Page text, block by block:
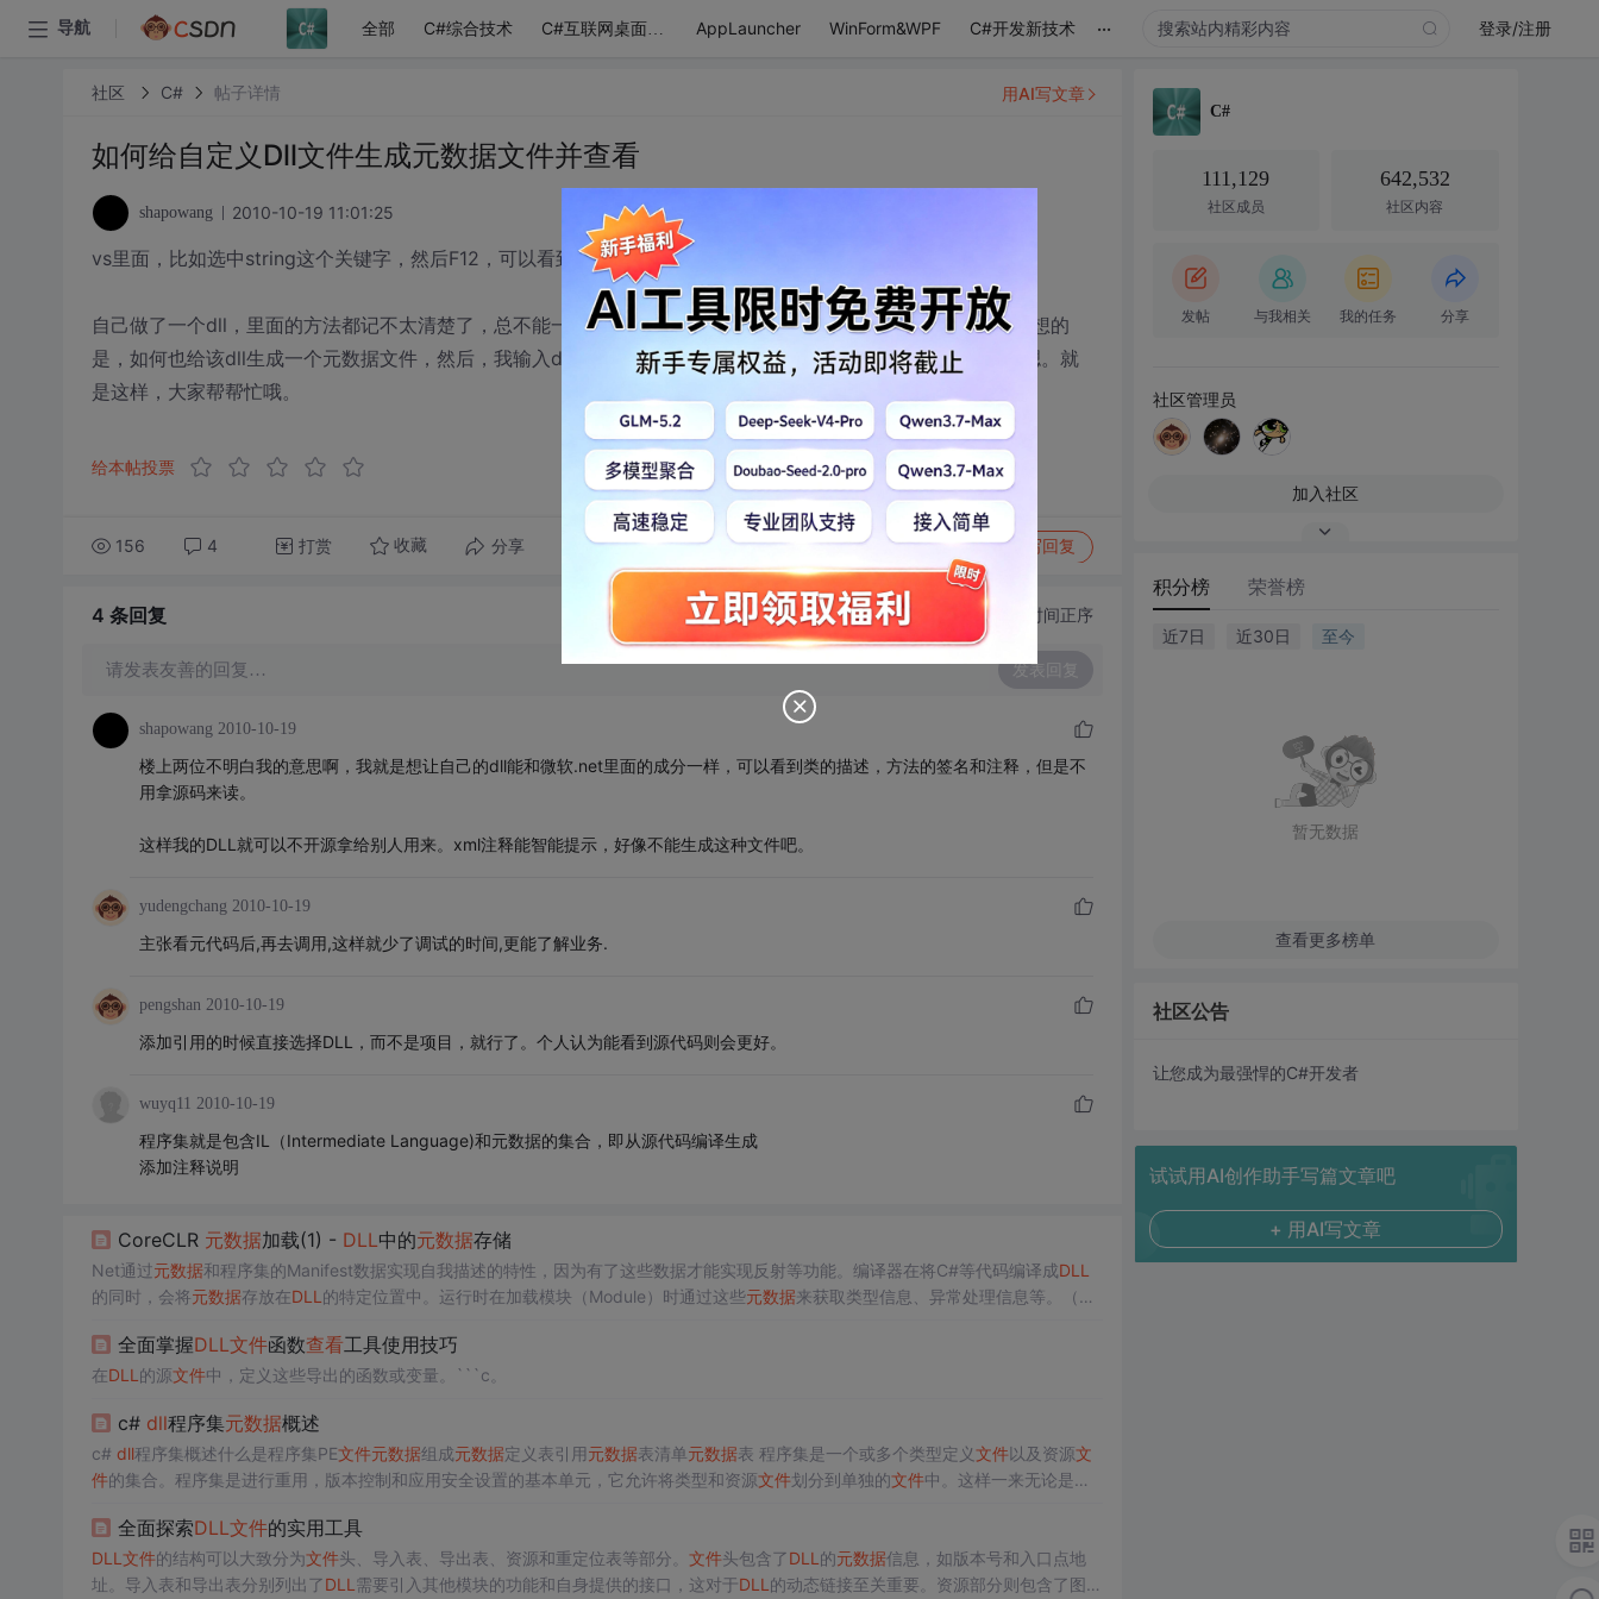
导航 全部 C#综合技术 C#互联网桌面应用 AppLauncher WinForm&WPF C#开发新技术 ... 登录/注册
社区 C# 帖子详情
如何给自定义Dll文件生成元数据文件并查看
shapowang 2010-10-19 11:01:25
vs里面，比如选中string这个关键字，然后F12，可以看到元数据，方法的概况
自己做了一个dll，里面的方法都记不太清楚了，总不能一边写引用这个dll的代码，一边再看这个dll的源码吧。我想的
是，如何也给该dll生成一个元数据文件，然后，我输入dll里面的方法名，选中方法名，F12，出现方法的概貌。嗯。就
是这样，大家帮帮忙哦。
给本帖投票
156 4 打赏 收藏 分享 转发到动态 举报 写回复
用AI写文章
4 条回复 切换为时间正序
请发表友善的回复… 发表回复
shapowang 2010-10-19
楼上两位不明白我的意思啊，我就是想让自己的dll能和微软.net里面的成分一样，可以看到类的描述，方法的签名和注释，但是不
用拿源码来读。
这样我的DLL就可以不开源拿给别人用来。xml注释能智能提示，好像不能生成这种文件吧。
yudengchang 2010-10-19
主张看元代码后,再去调用,这样就少了调试的时间,更能了解业务.
pengshan 2010-10-19
添加引用的时候直接选择DLL，而不是项目，就行了。个人认为能看到源代码则会更好。
wuyq11 2010-10-19
程序集就是包含IL（Intermediate Language)和元数据的集合，即从源代码编译生成
添加注释说明
CoreCLR 元数据加载(1) - DLL中的元数据存储
Net通过元数据和程序集的Manifest数据实现自我描述的特性，因为有了这些数据才能实现反射等功能。编译器在将C#等代码编译成DLL
的同时，会将元数据存放在DLL 的特定位置中。运行时在加载模块（Module）时通过这些元数据来获取类型信息、异常处理信息等。（累
全面掌握DLL文件函数查看工具使用技巧
在DLL 的源文件中，定义这些导出的函数或变量。```c。
c# dll程序集元数据概述
c# dll程序集概述什么是程序集PE文件元数据组成元数据定义表引用元数据表清单元数据表 程序集是一个或多个类型定义文件以及资源文
件的集合。程序集是进行重用，版本控制和应用安全设置的基本单元，它允许将类型和资源文件划分到单独的文件中。这样一来无论是自
全面探索DLL文件的实用工具
DLL 文件的结构可以大致分为文件头、导入表、导出表、资源和重定位表等部分。 文件头包含了DLL 的元数据信息，如版本号和入口点地
址。导入表和导出表分别列出了DLL 需要引入其他模块的功能和自身提供的接口，这对于DLL 的动态链接至关重要。资源部分则包含了图
C#
111,129
社区成员
642,532
社区内容
发帖 与我相关 我的任务 分享
社区管理员
加入社区
积分榜 荣誉榜
近7日 近30日 至今
暂无数据
查看更多榜单
社区公告
让您成为最强悍的C#开发者
试试用AI创作助手写篇文章吧
+ 用AI写文章